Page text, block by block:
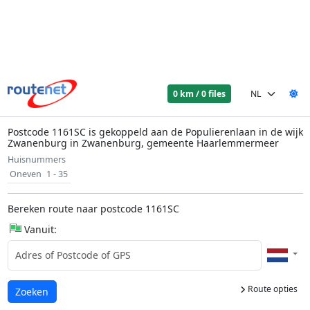
0 km / 0 files
Postcode 1161SC is gekoppeld aan de Populierenlaan in de wijk
Zwanenburg in Zwanenburg, gemeente Haarlemmermeer
Huisnummers
Oneven 1 - 35
Bereken route naar postcode 1161SC
Vanuit:
Route opties
Laden...
Zoeken